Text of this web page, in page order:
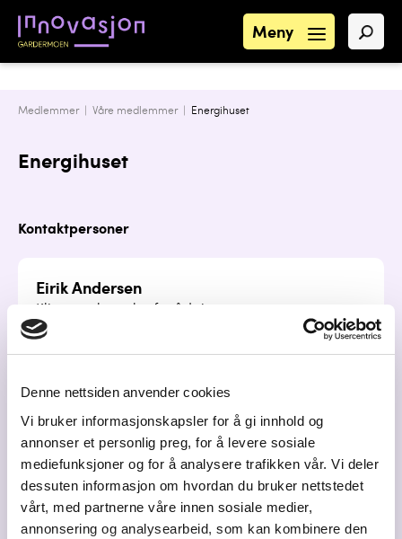
Denne nettsiden anvender cookies
Vi bruker informasjonskapsler for å gi innhold og
annonser et personlig preg, for å levere sosiale
mediefunksjoner og for å analysere trafikken vår. Vi deler
dessuten informasjon om hvordan du bruker nettstedet
vårt, med partnerne våre innen sosiale medier,
annonsering og analysearbeid, som kan kombinere den
Meny
Medlemmer | Våre medlemmer| Energihuset
Energihuset
Kontaktpersoner
Eirik Andersen
Klima og bærekraftsrådgiver
Besøksadresse
Per Sivlesgate 6, 3018 Drammen
Postadresse
Per Sivlesgate 6, 3018 Drammen